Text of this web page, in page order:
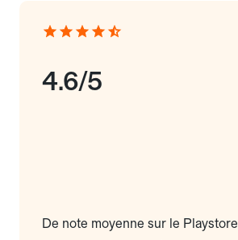
4.6/5
De note moyenne sur le Playstore